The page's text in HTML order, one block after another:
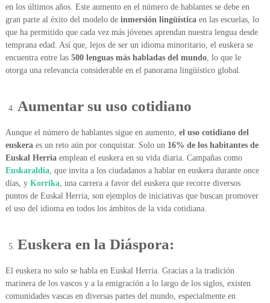
en los últimos años. Este aumento en el número de hablantes se debe en
gran parte al éxito del modelo de inmersión lingüísticaen las escuelas, lo
que ha permitido que cada vez más jóvenes aprendan nuestra lengua desde
temprana edad. Así que, lejos de ser un idioma minoritario, el euskera se
encuentra entre las 500 lenguas más habladas del mundo, lo que le
otorga una relevancia considerable en el panorama lingüístico global.
Aumentar su uso cotidiano
Aunque el número de hablantes sigue en aumento, el uso cotidiano del
euskeraes un reto aún por conquistar. Solo un 16% de los habitantes de
Euskal Herriaemplean el euskera en su vida diaria. Campañas como
Euskaraldia, que invita a los ciudadanos a hablar en euskera durante once
días, y Korrika, una carrera a favor del euskera que recorre diversos
puntos de Euskal Herria, son ejemplos de iniciativas que buscan promover
el uso del idioma en todos los ámbitos de la vida cotidiana.
Euskera en la Diáspora:
El euskera no solo se habla en Euskal Herria. Gracias a la tradición
marinera de los vascos y a la emigración a lo largo de los siglos, existen
comunidades vascas en diversas partes del mundo, especialmente en